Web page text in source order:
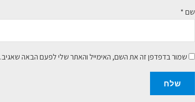
שם*
שמור בדפדפן זה את השם, האימייל והאתר שלי לפעם הבאה שאגיב.